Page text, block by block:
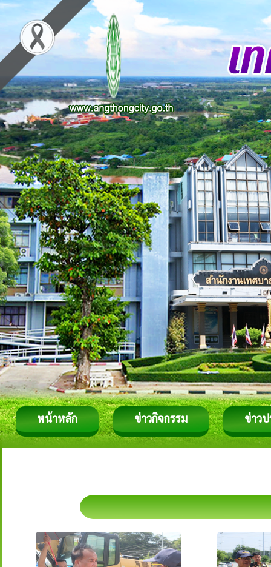
หน้าหลัก ข่าวกิจกรรม ข่าว